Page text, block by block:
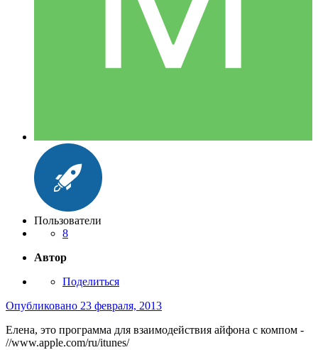
Пользователи
8
Автор
Поделиться
Опубликовано 23 февраля, 2013
Елена, это программа для взаимодействия айфона с компом -
//www.apple.com/ru/itunes/